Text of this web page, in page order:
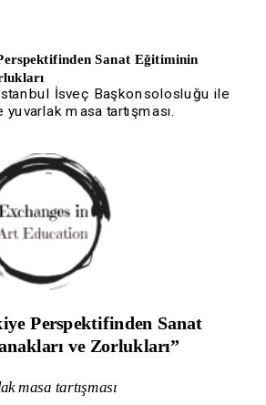
Sanat Eğitiminin
İsveç Başkonsolosluğu ile
masa tartışması.
Perspektifinden Sanat
ve Zorlukları”
masa tartışması